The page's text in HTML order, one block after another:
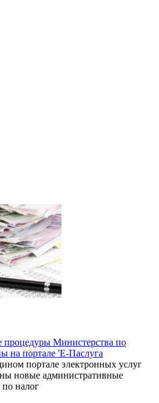
Министерства по
на портале 'Е-Паслуга
портале электронных услуг
новые административные
налог